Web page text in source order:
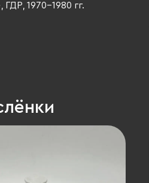
ГДР, 1970-1980 гг.